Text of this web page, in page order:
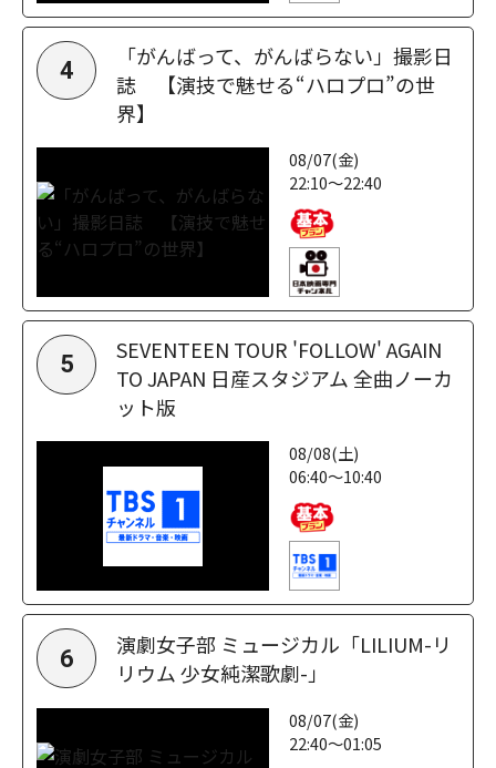
4
「がんばって、がんばらない」撮影日
誌 【演技で魅せる“ハロプロ”の世
界】
08/07(金)
22:10～22:40
5
SEVENTEEN TOUR 'FOLLOW' AGAIN
TO JAPAN 日産スタジアム 全曲ノーカ
ット版
08/08(土)
06:40～10:40
6
演劇女子部 ミュージカル「LILIUM-リ
リウム 少女純潔歌劇-」
08/07(金)
22:40～01:05